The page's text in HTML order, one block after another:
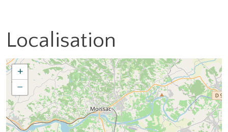
Localisation
+
−